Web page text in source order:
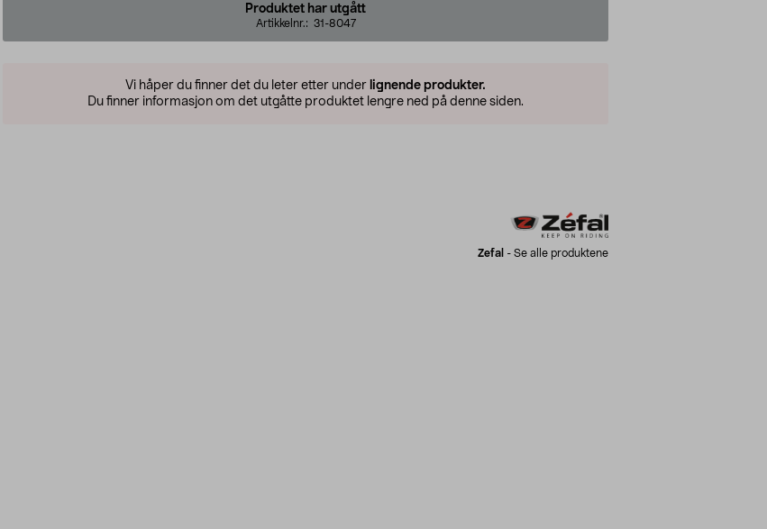
Produktet har utgått
Artikkelnr.: 31-8047
Vi håper du finner det du leter etter under lignende produkter.
Du finner informasjon om det utgåtte produktet lengre ned på denne siden.
Zefal - Se alle produktene